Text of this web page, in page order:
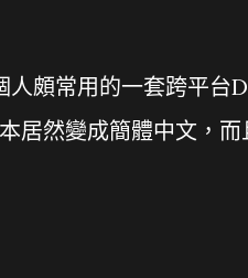
人頗常用的一套跨平台
居然變成簡體中文，而